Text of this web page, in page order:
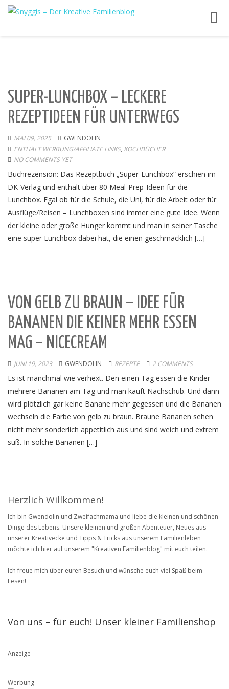
SUPER-LUNCHBOX – LECKERE
REZEPTIDEEN FÜR UNTERWEGS
MAI 09, 2025
GWENDOLIN
ENTHÄLT WERBUNG/AFFILIATE LINKS, KOCHBÜCHER
NO COMMENTS YET
Buchrezension: Das Rezeptbuch „Super-Lunchbox“ erschien im
DK-Verlag und enthält über 80 Meal-Prep-Ideen für die
Lunchbox. Egal ob für die Schule, die Uni, für die Arbeit oder für
Ausflüge/Reisen – Lunchboxen sind immer eine gute Idee. Wenn
der kleine oder große Hunger kommt und man in seiner Tasche
eine super Lunchbox dabei hat, die einen geschmacklich […]
VON GELB ZU BRAUN – IDEE FÜR
BANANEN DIE KEINER MEHR ESSEN
MAG – NICECREAM
JUNI 19, 2023 GWENDOLIN REZEPTE 2 COMMENTS
Es ist manchmal wie verhext. Den einen Tag essen die Kinder
mehrere Bananen am Tag und man kauft Nachschub. Und dann
wird plötzlich gar keine Banane mehr gegessen und die Bananen
wechseln die Farbe von gelb zu braun. Braune Bananen sehen
nicht mehr sonderlich appetitlich aus und sind weich und extrem
süß. In solche Bananen […]
Herzlich Willkommen!
Ich bin Gwendolin und Zweifachmama und liebe die kleinen und schönen
Dinge des Lebens. Unsere kleinen und großen Abenteuer, Neues aus
unserer Kreativecke und Tipps & Tricks aus unserem Familienleben
möchte ich hier auf unserem "Kreativen Familienblog" mit euch teilen.
Ich freue mich über euren Besuch und wünsche euch viel Spaß beim
Lesen!
Von uns – für euch! Unser kleiner Familienshop
Anzeige
Werbung